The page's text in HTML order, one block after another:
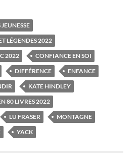
LÉGENDES 2022
2022
CONFIANCE EN SOI
DIFFÉRENCE
ENFANCE
KATE HINDLEY
80 LIVRES 2022
LU FRASER
MONTAGNE
YACK